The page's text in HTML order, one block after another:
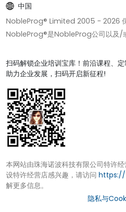
中国
NobleProg® Limited 2005 - 2026
NobleProg®是NobleProg公司以及/
扫码解锁企业培训宝库！前沿课程、定
助力企业发展，扫码开启新征程!
本网站由珠海诺波科技有限公司特许
设特许经营店感兴趣，请访问 https://
解更多信息。
隐私与